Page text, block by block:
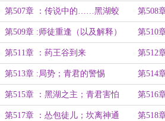
第507章 ：传说中的……黑湖蛟
王！
第508
第509章 :师徒重逢（以及解释） 第510
第511章 ：药王谷到来 第512
第513章 :局势；青君的警惕 第514
第515章 ：黑湖之主；青君害怕 第516
第517章 ：怂包徒儿；坎离神通 第518